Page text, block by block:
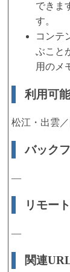
できま
す。
コンテ
ぶこと
用のメ
利用可
松江・出雲
バック
―
リモー
―
関連